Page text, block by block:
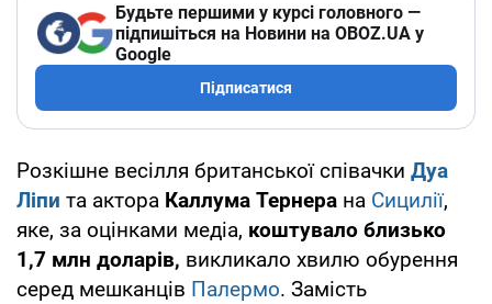
Будьте першими у курсі головного —
підпишіться на Новини на OBOZ.UA у
Google
Підписатися
Розкішне весілля британської співачки Дуа
Ліпи та актора Каллума Тернера на Сицилії,
яке, за оцінками медіа, коштувало близько
1,7 млн доларів, викликало хвилю обурення
серед мешканців Палермо. Замість